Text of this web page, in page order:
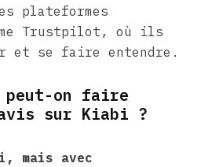
plateformes
Trustpilot, où ils
et se faire entendre.
peut-on faire
sur Kiabi ?
mais avec